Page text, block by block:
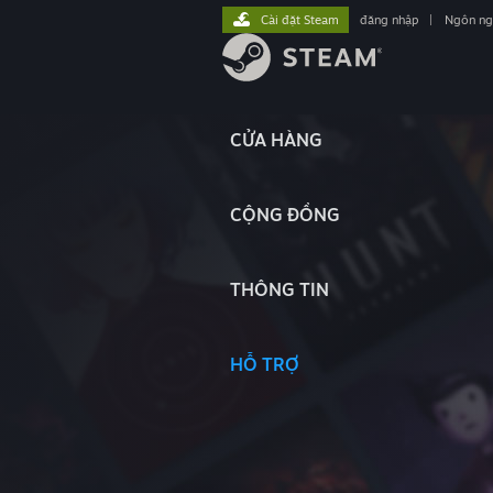
CỬA HÀNG
CỘNG ĐỒNG
THÔNG TIN
HỖ TRỢ
Cài đặt Steam đăng nhập Ngôn